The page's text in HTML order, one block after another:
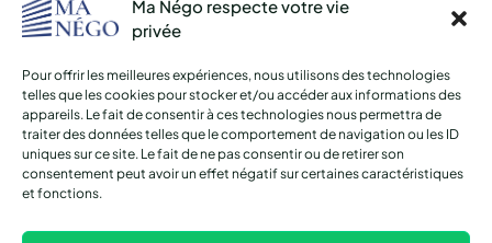
Ma Négo respecte votre vie
privée
Pour offrir les meilleures expériences, nous utilisons des technologies
telles que les cookies pour stocker et/ou accéder aux informations des
appareils. Le fait de consentir à ces technologies nous permettra de
traiter des données telles que le comportement de navigation ou les ID
uniques sur ce site. Le fait de ne pas consentir ou de retirer son
consentement peut avoir un effet négatif sur certaines caractéristiques
et fonctions.
Nous contacter
LÉGAL
CGV / CGU
Mentions légales
Plan du site